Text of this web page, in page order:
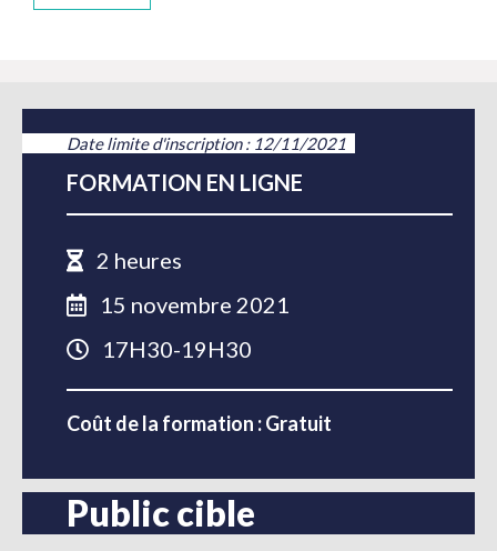
Date limite d'inscription : 12/11/2021
FORMATION EN LIGNE
2 heures
15 novembre 2021
17H30-19H30
Coût de la formation : Gratuit
Public cible